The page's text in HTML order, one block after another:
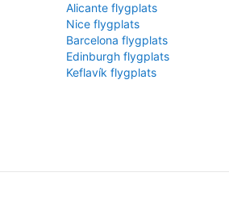
Alicante flygplats
Nice flygplats
Barcelona flygplats
Edinburgh flygplats
Keflavík flygplats